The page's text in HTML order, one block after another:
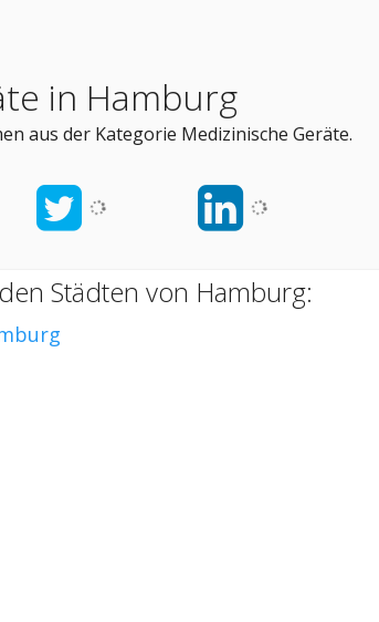
in Hamburg
aus der Kategorie Medizinische Geräte.
Städten von Hamburg: